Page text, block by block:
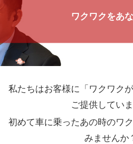
ワクワクをあ
私たちはお客様に「ワクワク
ご提供していま
初めて車に乗ったあの時のワ
みませんか